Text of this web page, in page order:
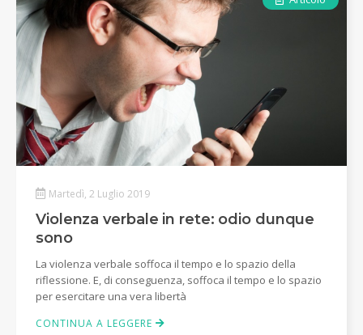
Martedì, 2 Luglio 2019
Violenza verbale in rete: odio dunque
sono
La violenza verbale soffoca il tempo e lo spazio della
riflessione. E, di conseguenza, soffoca il tempo e lo spazio
per esercitare una vera libertà
CONTINUA A LEGGERE